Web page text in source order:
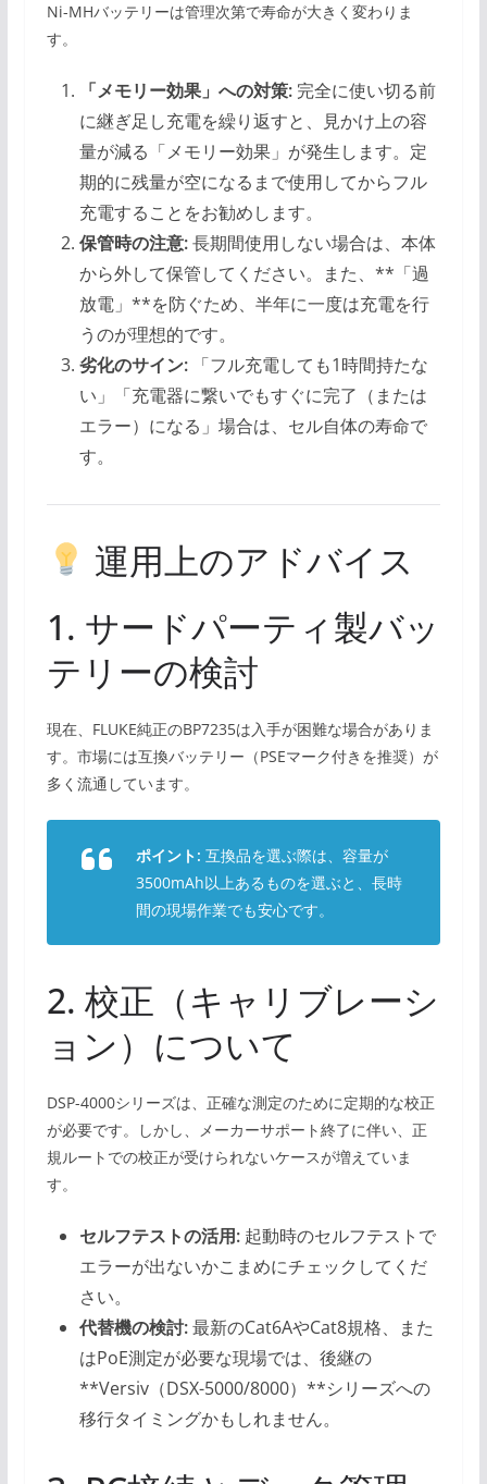
Ni-MHバッテリーは管理次第で寿命が大きく変わりま
す。
「メモリー効果」への対策:完全に使い切る前
に継ぎ足し充電を繰り返すと、見かけ上の容
量が減る「メモリー効果」が発生します。定
期的に残量が空になるまで使用してからフル
充電することをお勧めします。
保管時の注意:長期間使用しない場合は、本体
から外して保管してください。また、**「過
放電」**を防ぐため、半年に一度は充電を行
うのが理想的です。
劣化のサイン:「フル充電しても1時間持たな
い」「充電器に繋いでもすぐに完了（または
エラー）になる」場合は、セル自体の寿命で
す。
運用上のアドバイス
1. サードパーティ製バッ
テリーの検討
現在、FLUKE純正のBP7235は入手が困難な場合がありま
す。市場には互換バッテリー（PSEマーク付きを推奨）が
多く流通しています。
ポイント: 互換品を選ぶ際は、容量が
3500mAh以上あるものを選ぶと、長時
間の現場作業でも安心です。
2. 校正（キャリブレーシ
ョン）について
DSP-4000シリーズは、正確な測定のために定期的な校正
が必要です。しかし、メーカーサポート終了に伴い、正
規ルートでの校正が受けられないケースが増えていま
す。
セルフテストの活用:起動時のセルフテストで
エラーが出ないかこまめにチェックしてくだ
さい。
代替機の検討:最新のCat6AやCat8規格、また
はPoE測定が必要な現場では、後継の
**Versiv（DSX-5000/8000）**シリーズへの
移行タイミングかもしれません。